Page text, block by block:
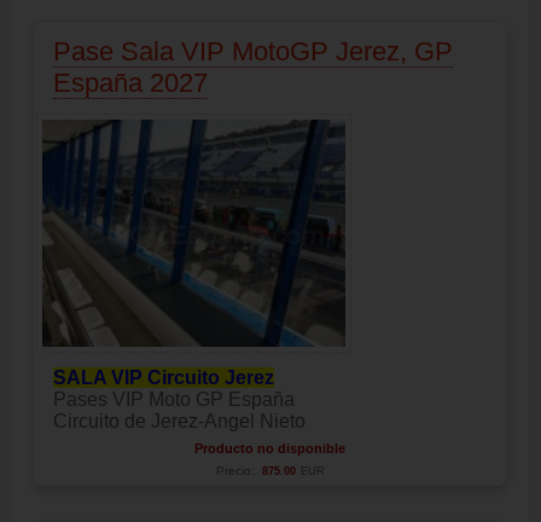
Pase Sala VIP MotoGP Jerez, GP
España 2027
SALA VIP Circuito Jerez
Pases VIP Moto GP España
Circuito de Jerez-Angel Nieto
Producto no disponible
Precio: 875.00 EUR